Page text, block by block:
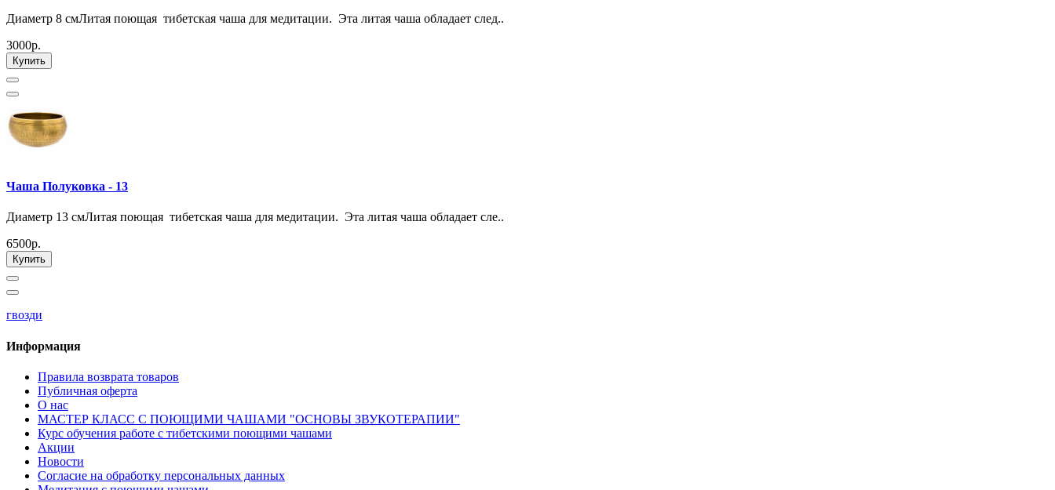
Диаметр 8 смЛитая поющая тибетская чаша для медитации. Эта литая чаша обладает след..
3000р.
Купить
Чаша Полуковка - 13
Диаметр 13 смЛитая поющая тибетская чаша для медитации. Эта литая чаша обладает сле..
6500р.
Купить
гвозди
Информация
Правила возврата товаров
Публичная оферта
О нас
МАСТЕР КЛАСС С ПОЮЩИМИ ЧАШАМИ "ОСНОВЫ ЗВУКОТЕРАПИИ"
Курс обучения работе с тибетскими поющими чашами
Акции
Новости
Согласие на обработку персональных данных